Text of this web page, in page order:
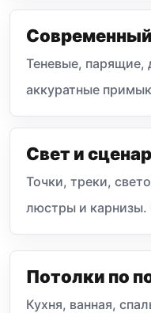
Теневые, парящие,
аккуратные
Свет и
Точки, треки,
люстры и карнизы.
Потолки по
Кухня, ванная,